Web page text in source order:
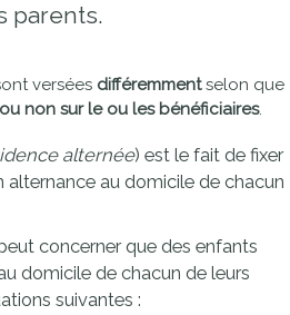
parents.
versées différemmentselon que
non sur le ou les bénéficiaires.
alternée) est le fait de fixer
alternance au domicile de chacun
concerner que des enfants
domicile de chacun de leurs
suivantes :